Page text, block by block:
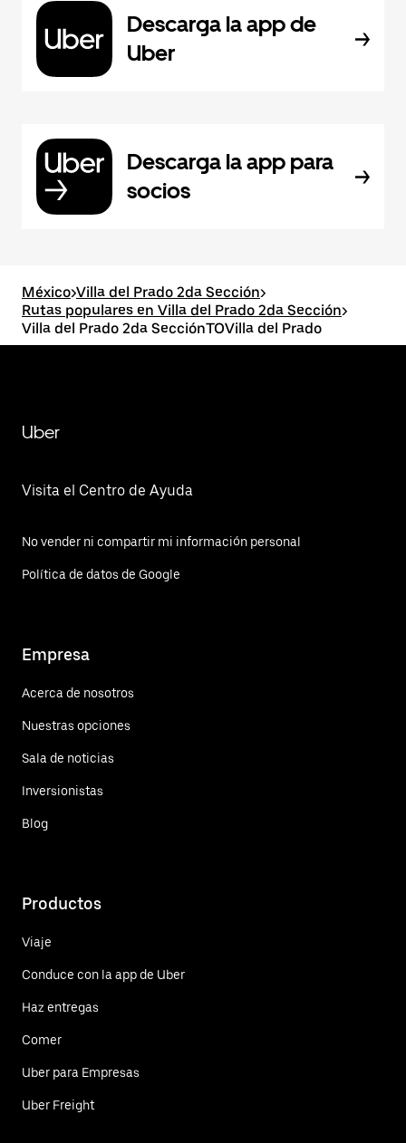
Descarga la app de
Uber
Descarga la app para
socios
México>Villa del Prado 2da Sección>
Rutas populares en Villa del Prado 2da Sección>
Villa del Prado 2da SecciónTOVilla del Prado
Uber
Visita el Centro de Ayuda
No vender ni compartir mi información personal
Política de datos de Google
Empresa
Acerca de nosotros
Nuestras opciones
Sala de noticias
Inversionistas
Blog
Productos
Viaje
Conduce con la app de Uber
Haz entregas
Comer
Uber para Empresas
Uber Freight